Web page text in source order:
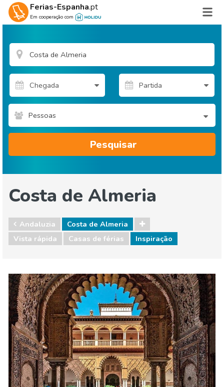
Ferias-Espanha.pt
Em cooperação com
Pessoas
Pesquisar
Costa de Almeria
Andaluzia
Costa de Almeria
Vista rápida
Casas de férias Inspiração
Comida & Restaurantes
Compras
Crianças & família
Desportos e aventura
Eventos locais
Museu & Arte
Natureza e ar livre
Noite
Onde ficar Praias